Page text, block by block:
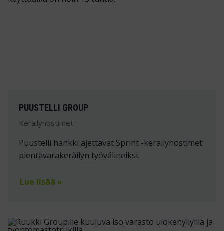
PUUSTELLI GROUP
Keräilynostimet
Puustelli hankki ajettavat Sprint -keräilynostimet
pientavarakeräilyn työvälineiksi.
Lue lisää »